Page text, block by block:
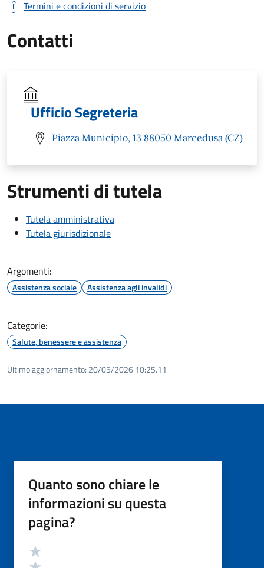
Termini e condizioni di servizio
Contatti
Ufficio Segreteria
Piazza Municipio, 13 88050 Marcedusa (CZ)
Strumenti di tutela
Tutela amministrativa
Tutela giurisdizionale
Argomenti:
Assistenza sociale Assistenza agli invalidi
Categorie:
Salute, benessere e assistenza
Ultimo aggiornamento: 20/05/2026 10:25.11
Quanto sono chiare le
informazioni su questa
pagina?
Valutazione